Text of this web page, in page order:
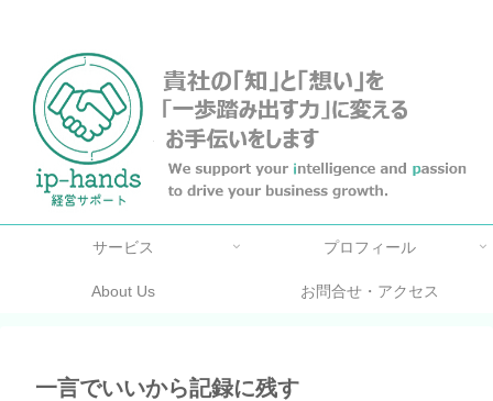
サービス プロフィール
About Us お問合せ・アクセス
一言でいいから記録に残す